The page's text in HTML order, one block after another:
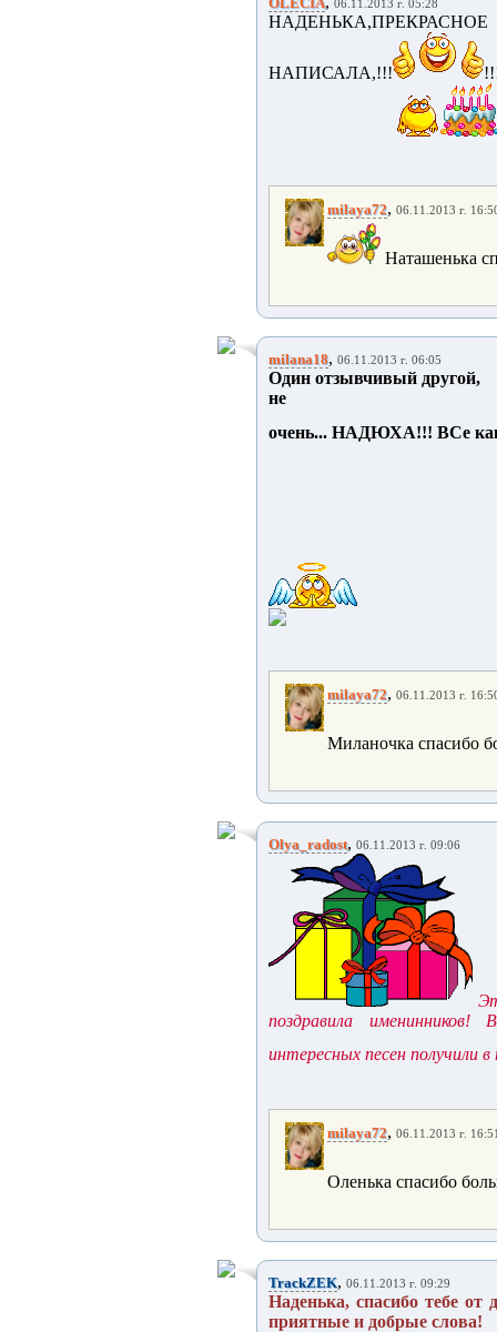
06.11.2013 г. 05:28
НАПИСАЛА,!!!
milaya72, 06.11.2013 г.
Наташенька
milana18, 06.11.2013 г. 06:05
Один отзывчивый другой,
не
очень... НАДЮХА!!! ВСе
milaya72, 06.11.2013 г.
Миланочка спасибо
Olya_radost, 06.11.2013 г. 09:06
поздравила
интересных песен получили
milaya72, 06.11.2013 г.
Оленька спасибо
TrackZEK, 06.11.2013 г. 09:29
Наденька, спасибо тебе от
приятные и добрые слова!